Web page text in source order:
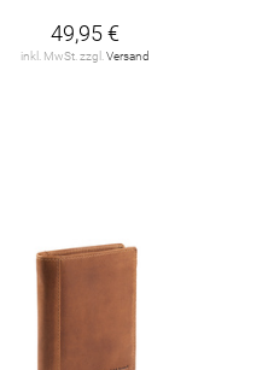
49,95 €
inkl. MwSt. zzgl.Versand